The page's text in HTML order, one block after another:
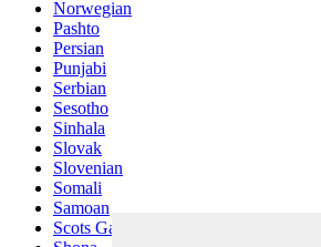
Norwegian
Pashto
Persian
Punjabi
Serbian
Sesotho
Sinhala
Slovak
Slovenian
Somali
Samoan
Scots Gaelic